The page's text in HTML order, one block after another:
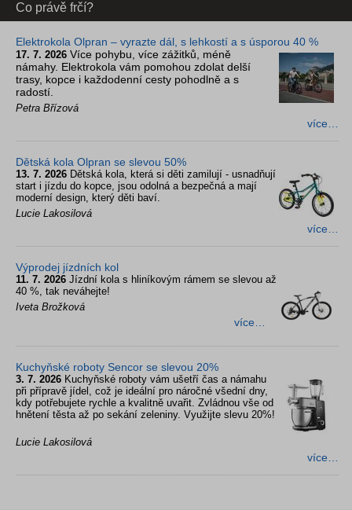
Co právě frčí?
Elektrokola Olpran – vyrazte dál, s lehkostí a s úsporou 40 %
17. 7. 2026 Více pohybu, více zážitků, méně
námahy. Elektrokola vám pomohou zdolat delší
trasy, kopce i každodenní cesty pohodlně a s
radostí.
Petra Břízová
více…
Dětská kola Olpran se slevou 50%
13. 7. 2026 Dětská kola, která si děti zamilují - usnadňují
start i jízdu do kopce, jsou odolná a bezpečná a mají
moderní design, který děti baví.
Lucie Lakosilová
více…
Výprodej jízdních kol
11. 7. 2026 Jízdní kola s hliníkovým rámem se slevou až
40 %, tak neváhejte!
Iveta Brožková
více…
Kuchyňské roboty Sencor se slevou 20%
3. 7. 2026 Kuchyňské roboty vám ušetří čas a námahu
při přípravě jídel, což je ideální pro náročné všední dny,
kdy potřebujete rychle a kvalitně uvařit. Zvládnou vše od
hnětení těsta až po sekání zeleniny. Využijte slevu 20%!
Lucie Lakosilová
více…